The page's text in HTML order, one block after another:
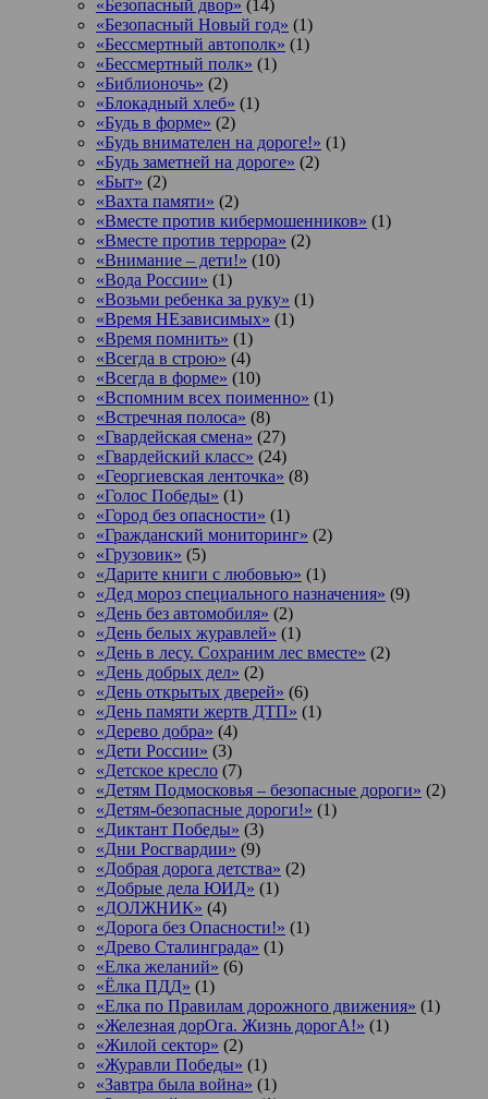
«Безопасный двор» (14)
«Безопасный Новый год» (1)
«Бессмертный автополк» (1)
«Бессмертный полк» (1)
«Библионочь» (2)
«Блокадный хлеб» (1)
«Будь в форме» (2)
«Будь внимателен на дороге!» (1)
«Будь заметней на дороге» (2)
«Быт» (2)
«Вахта памяти» (2)
«Вместе против кибермошенников» (1)
«Вместе против террора» (2)
«Внимание – дети!» (10)
«Вода России» (1)
«Возьми ребенка за руку» (1)
«Время НЕзависимых» (1)
«Время помнить» (1)
«Всегда в строю» (4)
«Всегда в форме» (10)
«Вспомним всех поименно» (1)
«Встречная полоса» (8)
«Гвардейская смена» (27)
«Гвардейский класс» (24)
«Георгиевская ленточка» (8)
«Голос Победы» (1)
«Город без опасности» (1)
«Гражданский мониторинг» (2)
«Грузовик» (5)
«Дарите книги с любовью» (1)
«Дед мороз специального назначения» (9)
«День без автомобиля» (2)
«День белых журавлей» (1)
«День в лесу. Сохраним лес вместе» (2)
«День добрых дел» (2)
«День открытых дверей» (6)
«День памяти жертв ДТП» (1)
«Дерево добра» (4)
«Дети России» (3)
«Детское кресло (7)
«Детям Подмосковья – безопасные дороги» (2)
«Детям-безопасные дороги!» (1)
«Диктант Победы» (3)
«Дни Росгвардии» (9)
«Добрая дорога детства» (2)
«Добрые дела ЮИД» (1)
«ДОЛЖНИК» (4)
«Дорога без Опасности!» (1)
«Древо Сталинграда» (1)
«Елка желаний» (6)
«Ёлка ПДД» (1)
«Елка по Правилам дорожного движения» (1)
«Железная дорОга. Жизнь дорогА!» (1)
«Жилой сектор» (2)
«Журавли Победы» (1)
«Завтра была война» (1)